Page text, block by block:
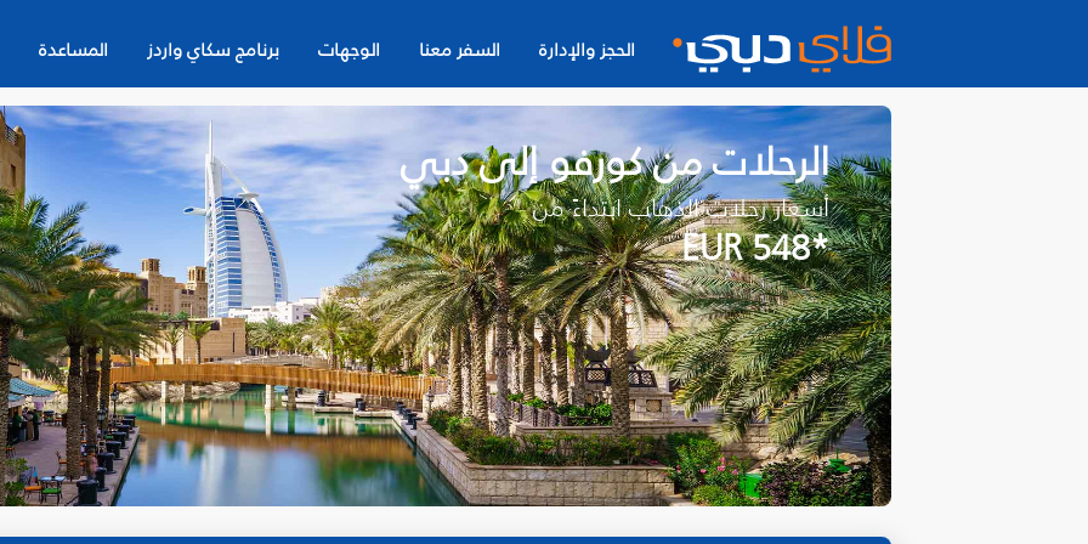
الحجز والإدارة السفر معنا الوجهات برنامج سكاي واردز المساعدة
الرحلات من كورفو إلى دبي
أسعار رحلات الذهاب ابتداءً من
*EUR 548